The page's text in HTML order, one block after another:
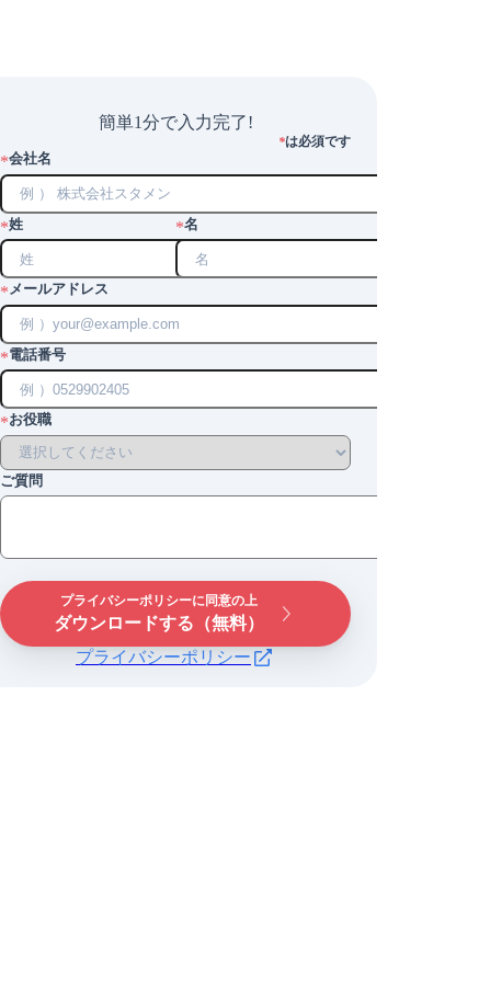
簡単1分で入力完了!
*は必須です
*会社名
*姓 *名
*メールアドレス
*電話番号
*お役職
ご質問
プライバシーポリシーに同意の上
ダウンロードする（無料）
プライバシーポリシー